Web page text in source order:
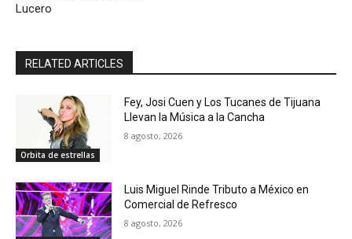
Lucero
RELATED ARTICLES
Orbita de estrellas
Fey, Josi Cuen y Los Tucanes de Tijuana
Llevan la Música a la Cancha
8 agosto, 2026
Luis Miguel Rinde Tributo a México en
Comercial de Refresco
8 agosto, 2026